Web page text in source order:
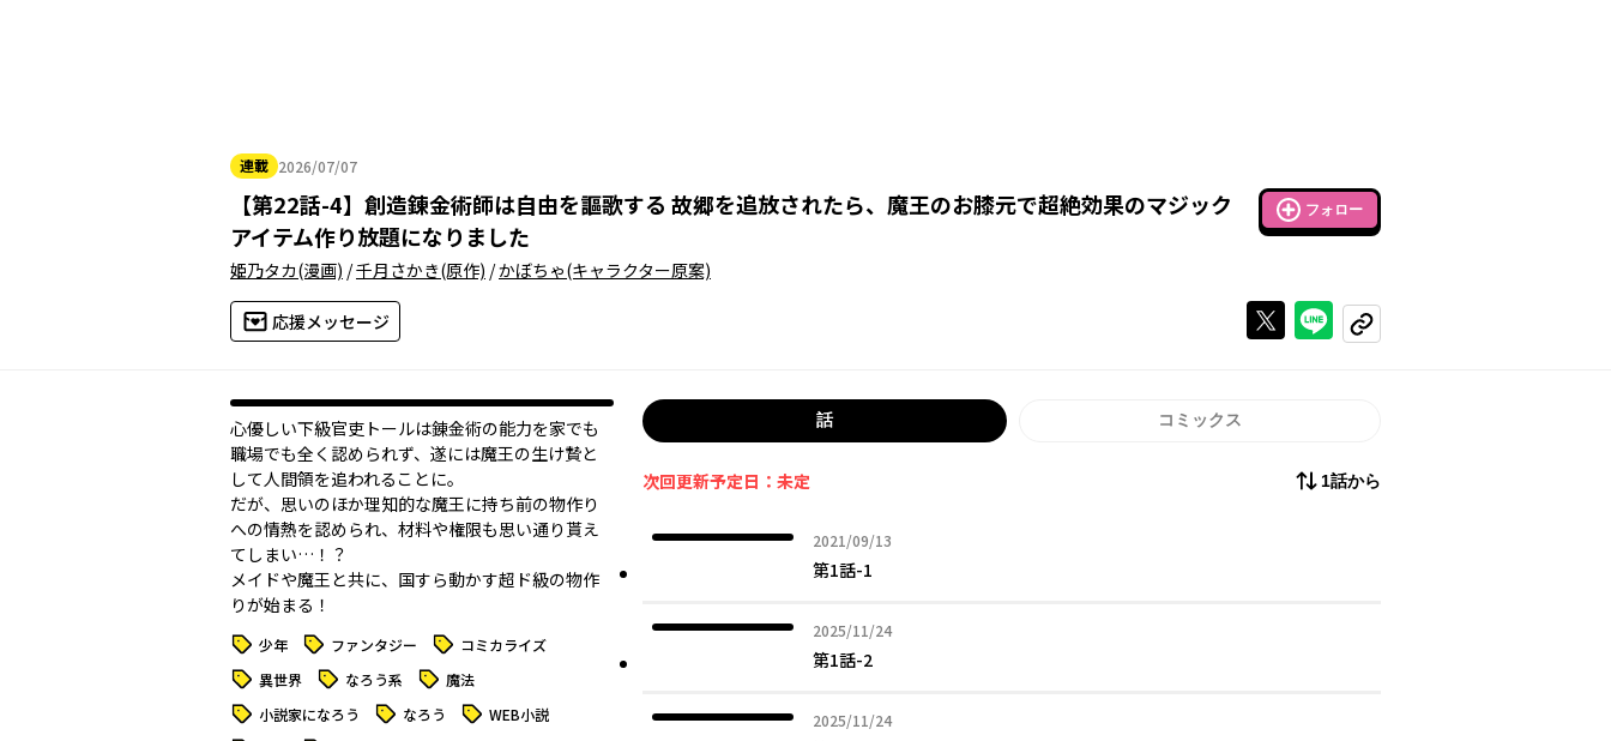
連載 2026/07/07
2026年07月07日
【第22話-4】 創造錬金術師は自由を謳歌する 故郷を追放されたら、魔王のお膝元で超絶効果のマジック
アイテム作り放題になりました
フォロー
姫乃タカ(漫画) /千月さかき(原作) /かぼちゃ(キャラクター原案)
応援メッセージ Xで投稿するラインでシェアする
コピーする
心優しい下級官吏トールは錬金術の能力を家でも
職場でも全く認められず、遂には魔王の生け贄と
して人間領を追われることに。
だが、思いのほか理知的な魔王に持ち前の物作り
への情熱を認められ、材料や権限も思い通り貰え
てしまい…！？
メイドや魔王と共に、国すら動かす超ド級の物作
りが始まる！
タグ 少年 タグ ファンタジー タグ コミカライズ
タグ 異世界 タグ なろう系 タグ 魔法
タグ 小説家になろう タグ なろう タグ WEB小説
話 コミックス
次回更新予定日：未定 1話から
2021/09/13
2021年09月13日
第1話-1
2025/11/24
2025年11月24日
第1話-2
2025/11/24
2025年11月24日